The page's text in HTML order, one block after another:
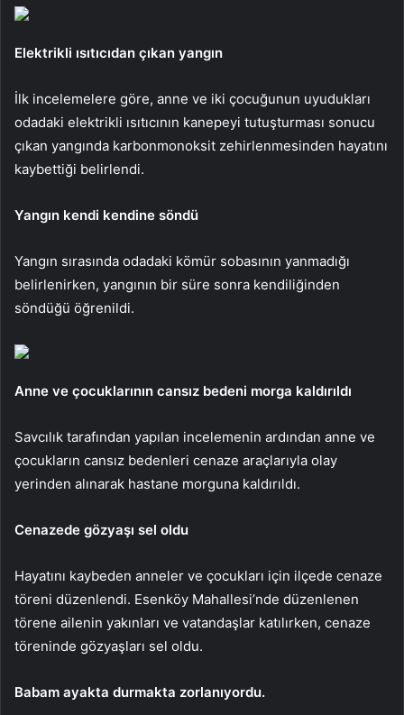
Elektrikli ısıtıcıdan çıkan yangın
İlk incelemelere göre, anne ve iki çocuğunun uyudukları
odadaki elektrikli ısıtıcının kanepeyi tutuşturması sonucu
çıkan yangında karbonmonoksit zehirlenmesinden hayatını
kaybettiği belirlendi.
Yangın kendi kendine söndü
Yangın sırasında odadaki kömür sobasının yanmadığı
belirlenirken, yangının bir süre sonra kendiliğinden
söndüğü öğrenildi.
Anne ve çocuklarının cansız bedeni morga kaldırıldı
Savcılık tarafından yapılan incelemenin ardından anne ve
çocukların cansız bedenleri cenaze araçlarıyla olay
yerinden alınarak hastane morguna kaldırıldı.
Cenazede gözyaşı sel oldu
Hayatını kaybeden anneler ve çocukları için ilçede cenaze
töreni düzenlendi. Esenköy Mahallesi’nde düzenlenen
törene ailenin yakınları ve vatandaşlar katılırken, cenaze
töreninde gözyaşları sel oldu.
Babam ayakta durmakta zorlanıyordu.